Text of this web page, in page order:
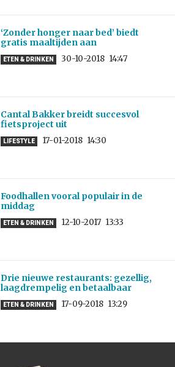
‘Zonder honger naar bed’ biedt
gratis maaltijden aan
ETEN & DRINKEN 30-10-2018 14:47
Cantal Bakker breidt succesvol
fietsproject uit
LIFESTYLE 17-01-2018 14:30
Foodhallen vooral populair in de
middag
ETEN & DRINKEN 12-10-2017 13:33
Drie nieuwe restaurants: gezellig,
laagdrempelig en betaalbaar
ETEN & DRINKEN 17-09-2018 13:29